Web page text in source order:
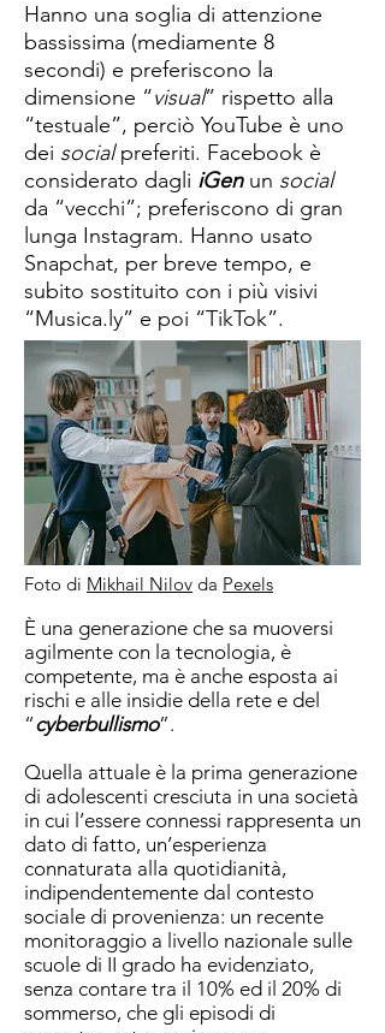
Hanno una soglia di attenzione
bassissima (mediamente 8
secondi) e preferiscono la
dimensione “visual” rispetto alla
“testuale”, perciò YouTube è uno
dei socialpreferiti. Facebook è
considerato dagli iGenun social
da “vecchi”; preferiscono di gran
lunga Instagram. Hanno usato
Snapchat, per breve tempo, e
subito sostituito con i più visivi
“Musica.ly” e poi “TikTok”.
Foto di Mikhail Nilov da Pexels
È una generazione che sa muoversi
agilmente con la tecnologia, è
competente, ma è anche esposta ai
rischi e alle insidie della rete e del
“cyberbullismo”.
Quella attuale è la prima generazione
di adolescenti cresciuta in una società
in cui l’essere connessi rappresenta un
dato di fatto, un’esperienza
connaturata alla quotidianità,
indipendentemente dal contesto
sociale di provenienza: un recente
monitoraggio a livello nazionale sulle
scuole di II grado ha evidenziato,
senza contare tra il 10% ed il 20% di
sommerso, che gli episodi di